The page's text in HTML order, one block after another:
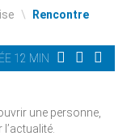
\ Rencontre
12 MIN
une personne,